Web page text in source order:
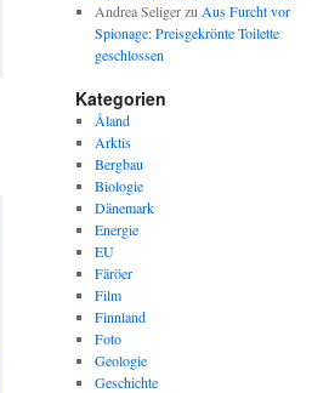
Andrea Seligerzu Aus Furcht vor
Spionage: Preisgekrönte Toilette
geschlossen
Kategorien
Åland
Arktis
Bergbau
Biologie
Dänemark
Energie
EU
Färöer
Film
Finnland
Foto
Geologie
Geschichte